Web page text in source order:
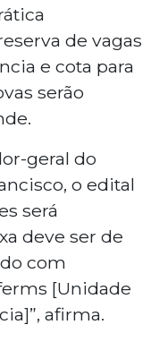
de vagas
e cota para
serão
geral do
o edital
será
deve ser de
com
[Unidade
afirma.